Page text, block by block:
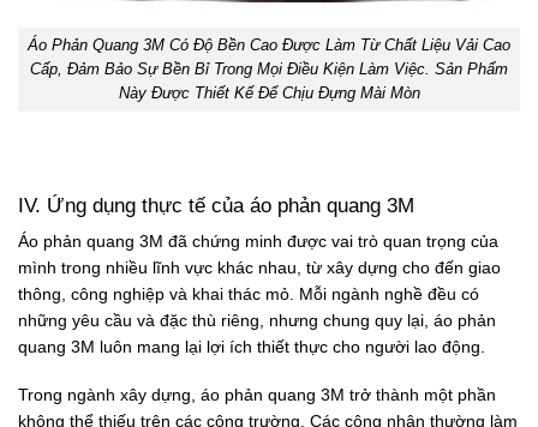
Áo Phản Quang 3M Có Độ Bền Cao Được Làm Từ Chất Liệu Vải Cao
Cấp, Đảm Bảo Sự Bền Bỉ Trong Mọi Điều Kiện Làm Việc. Sản Phẩm
Này Được Thiết Kế Để Chịu Đựng Mài Mòn
IV. Ứng dụng thực tế của áo phản quang 3M
Áo phản quang 3M đã chứng minh được vai trò quan trọng của
mình trong nhiều lĩnh vực khác nhau, từ xây dựng cho đến giao
thông, công nghiệp và khai thác mỏ. Mỗi ngành nghề đều có
những yêu cầu và đặc thù riêng, nhưng chung quy lại, áo phản
quang 3M luôn mang lại lợi ích thiết thực cho người lao động.
Trong ngành xây dựng, áo phản quang 3M trở thành một phần
không thể thiếu trên các công trường. Các công nhân thường làm